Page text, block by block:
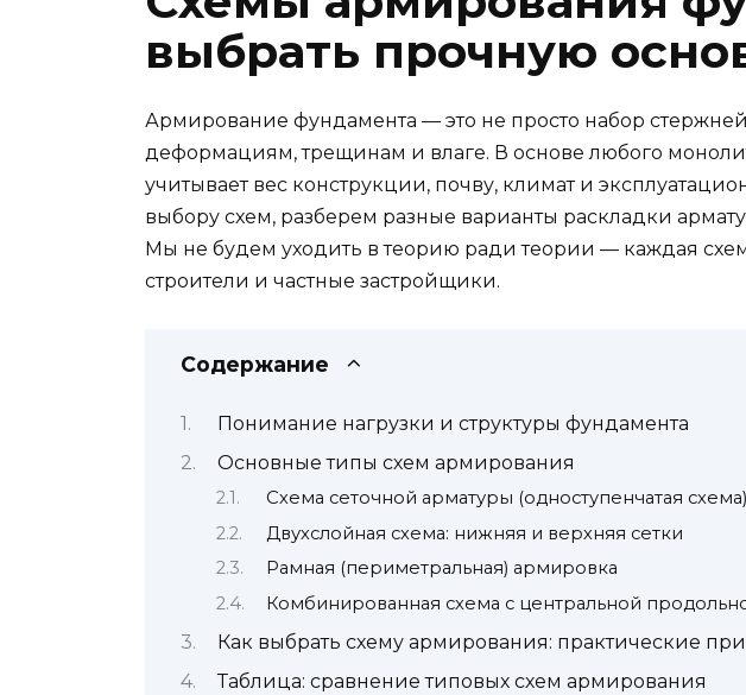
выбрать прочную
Армирование фундамента — это не просто набор
деформациям, трещинам и влаге. В основе любого
учитывает вес конструкции, почву, климат и
выбору схем, разберем разные варианты раскладки
Мы не будем уходить в теорию ради теории — каждая
строители и частные застройщики.
Содержание
Понимание нагрузки и структуры фундамента
Основные типы схем армирования
Схема сеточной арматуры (одноступенчатая схема)
Двухслойная схема: нижняя и верхняя сетки
Рамная (периметральная) армировка
Комбинированная схема с центральной
Как выбрать схему армирования: практические
Таблица: сравнение типовых схем армирования